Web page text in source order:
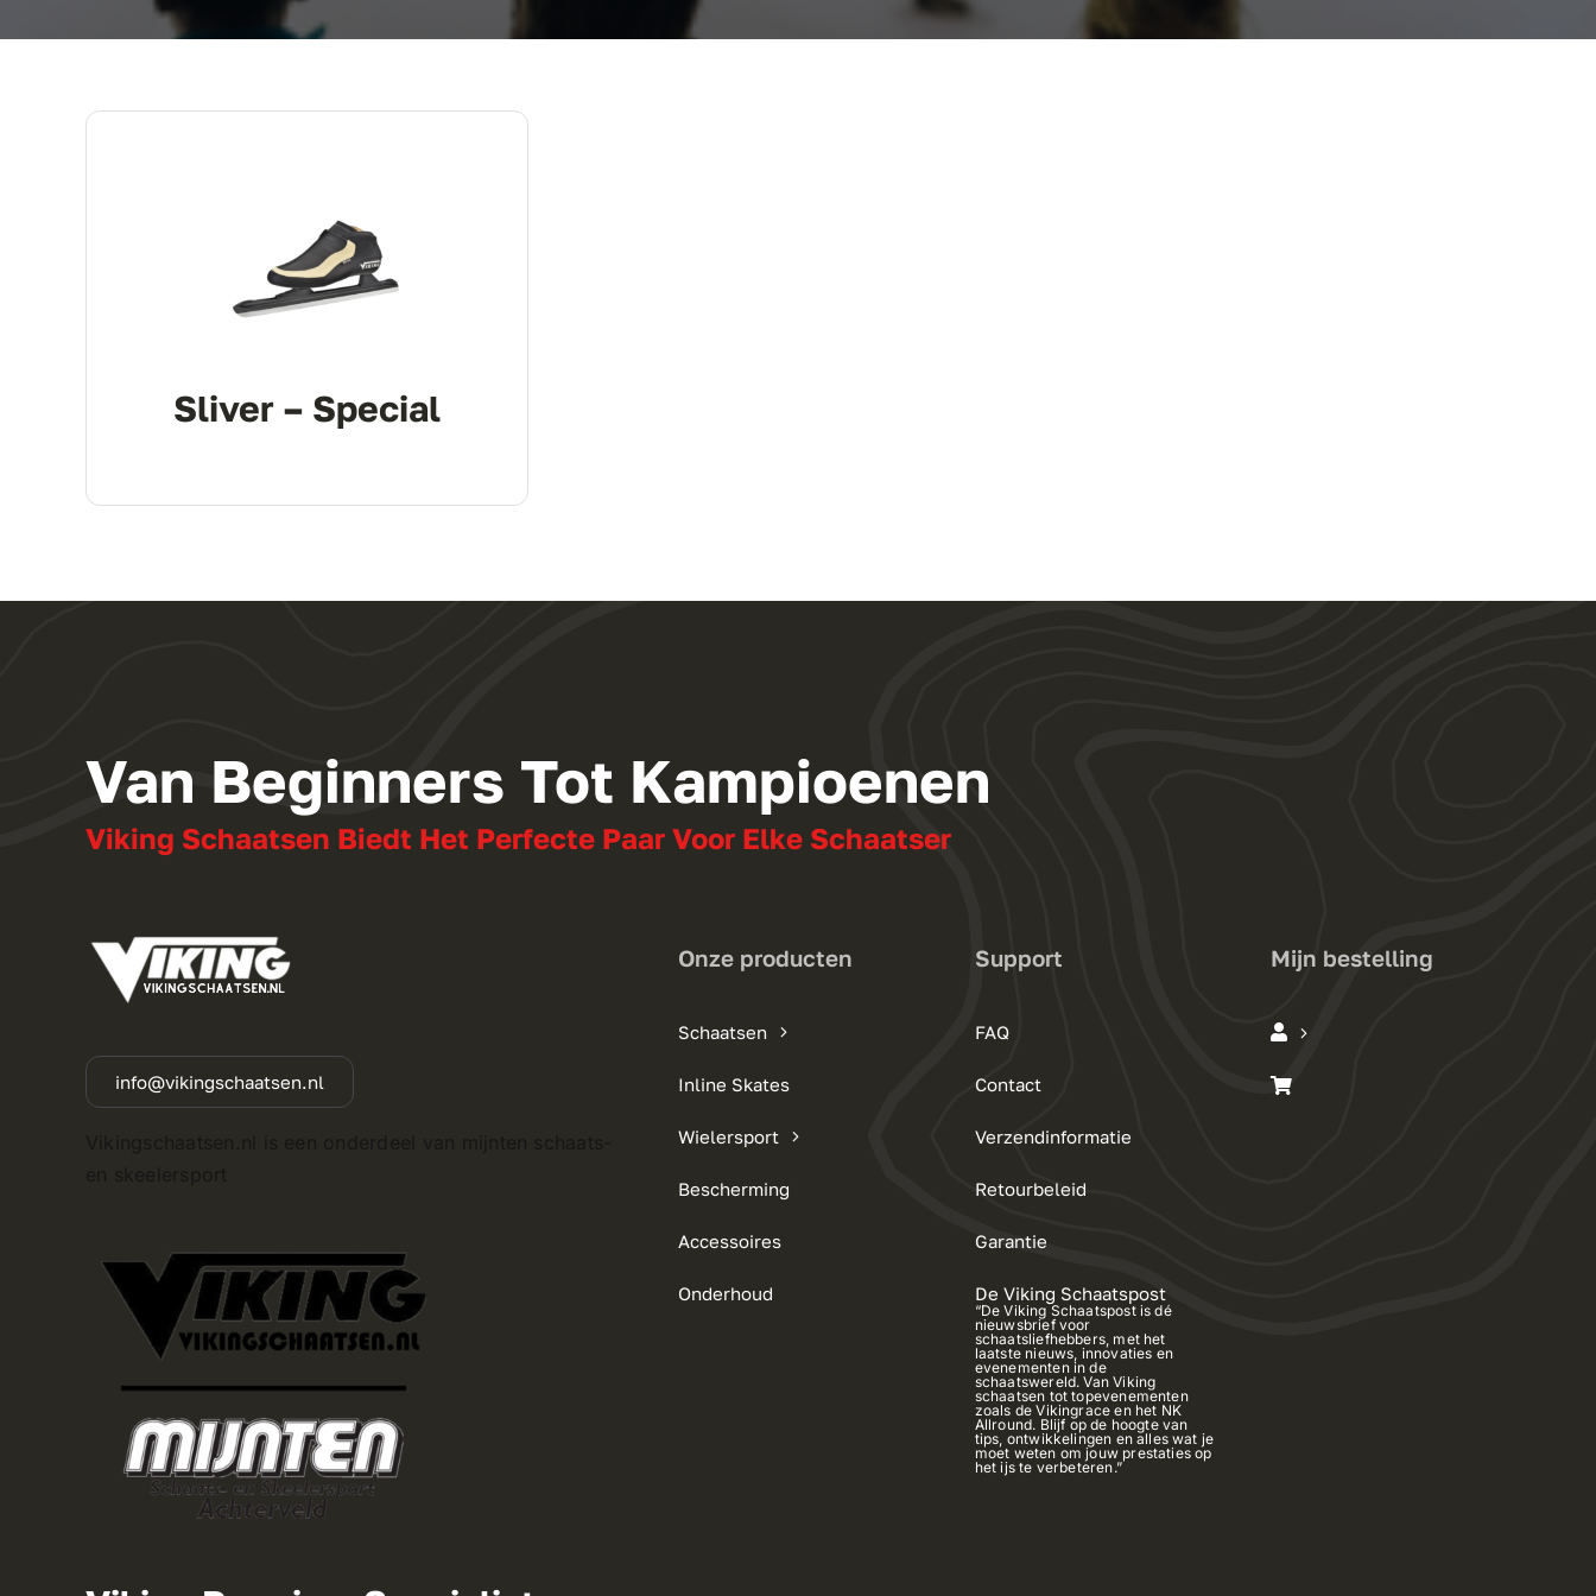
Sliver – Special
Van Beginners Tot Kampioenen
Viking Schaatsen Biedt Het Perfecte Paar Voor Elke Schaatser
info@vikingschaatsen.nl
Onze producten
Schaatsen
Inline Skates
Wielersport
Bescherming
Accessoires
Onderhoud
Support
FAQ
Contact
Verzendinformatie
Retourbeleid
Garantie
De Viking Schaatspost
“De Viking Schaatspost is dé
nieuwsbrief voor
schaatsliefhebbers, met het
laatste nieuws, innovaties en
evenementen in de
schaatswereld. Van Viking
schaatsen tot topevenementen
zoals de Vikingrace en het NK
Allround. Blijf op de hoogte van
tips, ontwikkelingen en alles wat je
moet weten om jouw prestaties op
het ijs te verbeteren.”
Mijn bestelling